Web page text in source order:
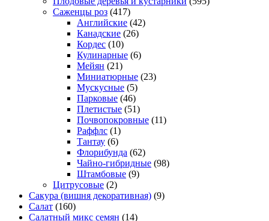
Саженцы роз (417)
Английские (42)
Канадские (26)
Кордес (10)
Кулинарные (6)
Мейян (21)
Миниатюрные (23)
Мускусные (5)
Парковые (46)
Плетистые (51)
Почвопокровные (11)
Раффлс (1)
Тантау (6)
Флорибунда (62)
Чайно-гибридные (98)
Штамбовые (9)
Цитрусовые (2)
Сакура (вишня декоративная) (9)
Салат (160)
Салатный микс семян (14)